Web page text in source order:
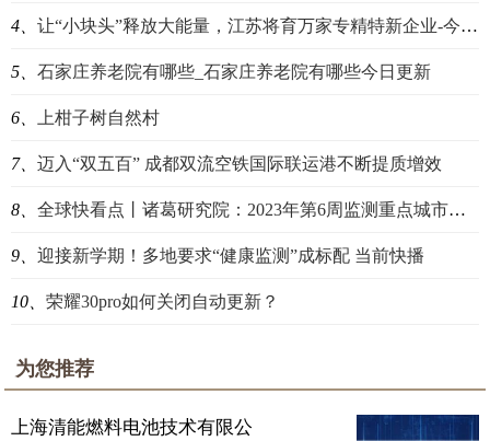
4、 让“小块头”释放大能量，江苏将育万家专精特新企业-今日最新
5、 石家庄养老院有哪些_石家庄养老院有哪些今日更新
6、 上柑子树自然村
7、 迈入“双五百” 成都双流空铁国际联运港不断提质增效
8、 全球快看点丨诸葛研究院：2023年第6周监测重点城市新建商品住宅成交量环比上涨402.61％
9、 迎接新学期！多地要求“健康监测”成标配 当前快播
10、 荣耀30pro如何关闭自动更新？
为您推荐
上海清能燃料电池技术有限公